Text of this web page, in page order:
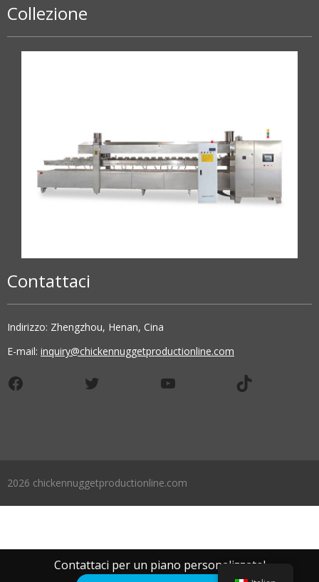
Collezione
Contattaci
Indirizzo: Zhengzhou, Henan, Cina
E-mail: inquiry@chickennuggetproductionline.com
Facebook Twitter YouTube TikTok
2026 chickennuggetproductionline.com
Contattaci per un piano personalizzato!